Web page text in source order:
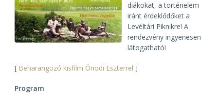
diákokat, a történelem
iránt érdeklődőket a
Levéltári Piknikre! A
rendezvény ingyenesen
látogatható!
[ Beharangozó kisfilm Ónodi Eszterrel ]
Program